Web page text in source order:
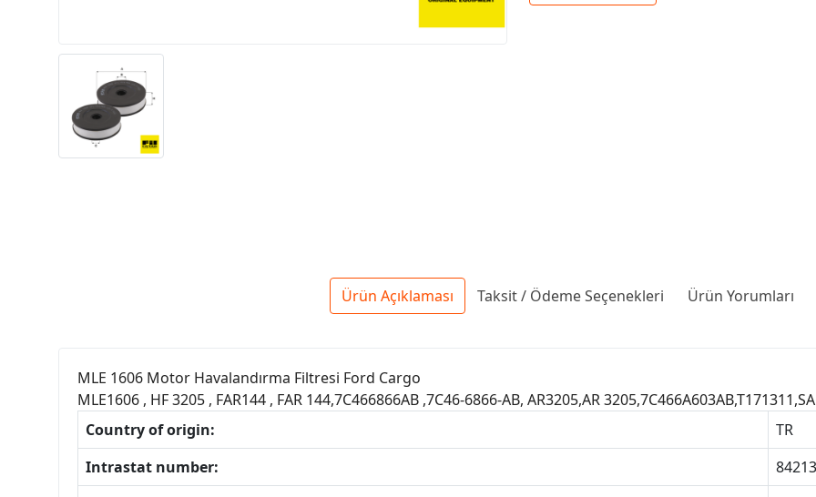
Ürün Açıklaması Taksit / Ödeme Seçenekleri Ürün Yorumları
MLE 1606 Motor Havalandırma Filtresi Ford Cargo
MLE1606 , HF 3205 , FAR144 , FAR 144,7C466866AB ,7C46-6866-AB, AR3205,AR
Country of origin:
TR
Intrastat number: